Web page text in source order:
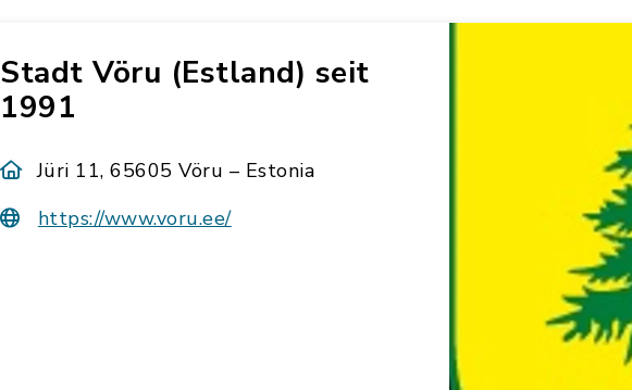
Stadt Vöru (Estland) seit
1991
Jüri 11, 65605 Vöru – Estonia
https://www.voru.ee/